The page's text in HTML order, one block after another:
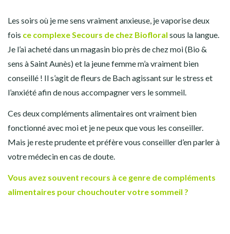
Les soirs où je me sens vraiment anxieuse, je vaporise deux
fois ce complexe Secours de chez Biofloral sous la langue.
Je l’ai acheté dans un magasin bio près de chez moi (Bio &
sens à Saint Aunès) et la jeune femme m’a vraiment bien
conseillé ! Il s’agit de fleurs de Bach agissant sur le stress et
l’anxiété afin de nous accompagner vers le sommeil.
Ces deux compléments alimentaires ont vraiment bien
fonctionné avec moi et je ne peux que vous les conseiller.
Mais je reste prudente et préfère vous conseiller d’en parler à
votre médecin en cas de doute.
Vous avez souvent recours à ce genre de compléments
alimentaires pour chouchouter votre sommeil ?